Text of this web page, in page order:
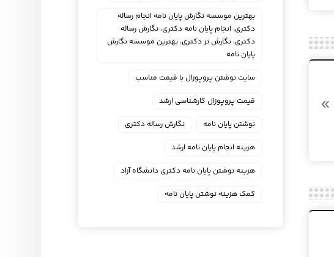
بهترین موسسه نگارش پایان نامه انجام رساله
دکتری، انجام پایان نامه دکتری، نگارش رساله
دکتری، نگارش تز دکتری، بهترین موسسه نگارش
پایان نامه
سایت نوشتن پروپوزال با قیمت مناسب
قیمت پروپوزال کارشناسی ارشد
نوشتن پایان نامه
نگارش رساله دکتری
هزینه انجام پایان نامه ارشد
هزینه نوشتن پایان نامه دکتری دانشگاه آزاد
کمک هزینه نوشتن پایان نامه